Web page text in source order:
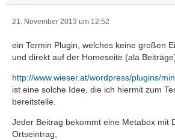
21. November 2013 um 12:52
ein Termin Plugin, welches keine großen
und direkt auf der Homeseite (ala
http://www.wieser.at/wordpress/plugins/
ist eine solche Idee, die ich hiermit zum
bereitstelle.
Jeder Beitrag bekommt eine Metabox mit
Ortseintrag,